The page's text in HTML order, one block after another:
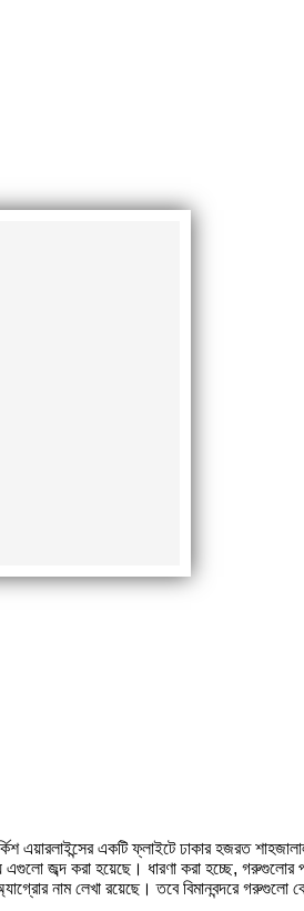
একটি ফ্লাইটে ঢাকার হজরত
জব্দ করা হয়েছে। ধারণা করা হচ্ছে, গরুগুলোর
নাম লেখা রয়েছে। তবে বিমানবন্দরে গরুগুলো